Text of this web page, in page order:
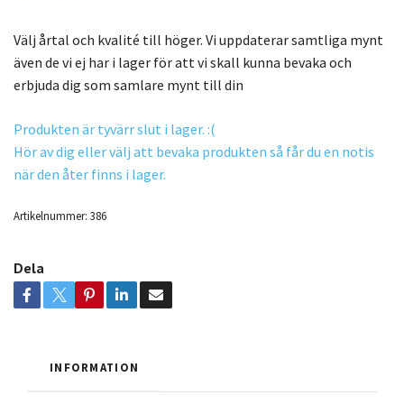
Välj årtal och kvalité till höger. Vi uppdaterar samtliga mynt
även de vi ej har i lager för att vi skall kunna bevaka och
erbjuda dig som samlare mynt till din
Produkten är tyvärr slut i lager. :(
Hör av dig eller välj att bevaka produkten så får du en notis
när den åter finns i lager.
Artikelnummer: 386
Dela
INFORMATION